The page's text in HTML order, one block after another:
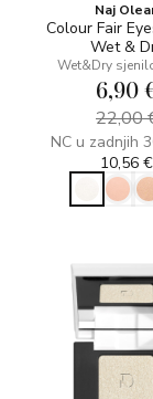
Naj
Colour Fair
Wet &
Wet&Dry
6,90
22,00
NC u zadnjih
10,56 €